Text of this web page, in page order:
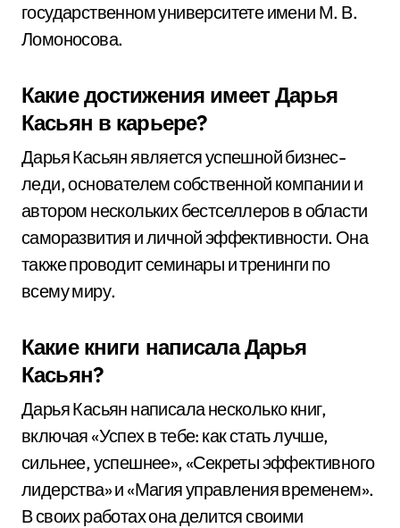
государственном университете имени М. В.
Ломоносова.
Какие достижения имеет Дарья
Касьян в карьере?
Дарья Касьян является успешной бизнес-
леди, основателем собственной компании и
автором нескольких бестселлеров в области
саморазвития и личной эффективности. Она
также проводит семинары и тренинги по
всему миру.
Какие книги написала Дарья
Касьян?
Дарья Касьян написала несколько книг,
включая «Успех в тебе: как стать лучше,
сильнее, успешнее», «Секреты эффективного
лидерства» и «Магия управления временем».
В своих работах она делится своими